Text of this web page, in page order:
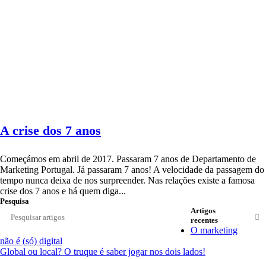
A crise dos 7 anos
Começámos em abril de 2017. Passaram 7 anos de Departamento de
Marketing Portugal. Já passaram 7 anos! A velocidade da passagem do
tempo nunca deixa de nos surpreender. Nas relações existe a famosa
crise dos 7 anos e há quem diga...
Pesquisa
Artigos
recentes
O marketing
não é (só) digital
Global ou local? O truque é saber jogar nos dois lados!